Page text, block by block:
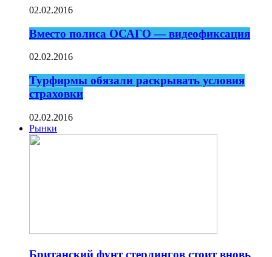
02.02.2016
Вместо полиса ОСАГО — видеофиксация
02.02.2016
Турфирмы обязали раскрывать условия
страховки
02.02.2016
Рынки
Британский фунт стерлингов стоит вновь